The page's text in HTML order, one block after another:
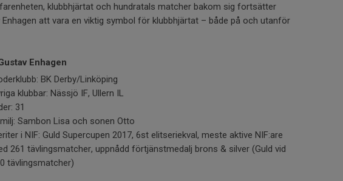
klubbhjärtat och hundratals matcher bakom sig fortsätter
Enhagen att vara en viktig symbol för klubbhjärtat – både på och utanför
Enhagen
BK Derby/Linköping
klubbar: Nässjö IF, Ullern IL
31
Sambon Lisa och sonen Otto
i NIF: Guld Supercupen 2017, 6st elitseriekval, meste aktive NIF:are
261 tävlingsmatcher, uppnådd förtjänstmedalj brons & silver (Guld vid
tävlingsmatcher)